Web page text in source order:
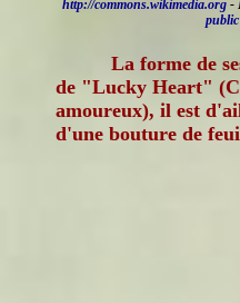
http://commons.wikimedia.org-
public
La forme de
de "Lucky Heart"
amoureux), il est
d'une bouture de